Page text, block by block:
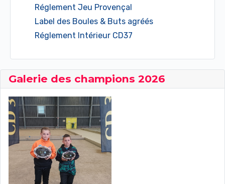
Galerie des champions 2026
Réglement Jeu Provençal
Label des Boules & Buts agréés
Réglement Intérieur CD37